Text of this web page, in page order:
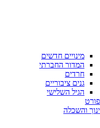
מינויים חדשים
המדור החברתי
חרדים
גנים ציבוריים
הגיל השלישי
והשכלה